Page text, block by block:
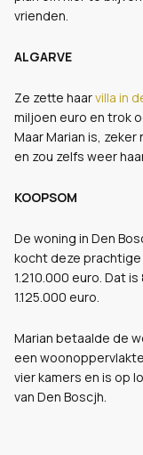
vrienden.
ALGARVE
Ze zette haarvilla in
miljoen euro en trok
Maar Marian is,
en zou zelfs weer
KOOPSOM
De woning in Den
kocht deze prachtige
1.210.000 euro. Dat
1.125.000 euro.
Marian betaalde de
een
vier kamers en is op
van Den Boscjh.